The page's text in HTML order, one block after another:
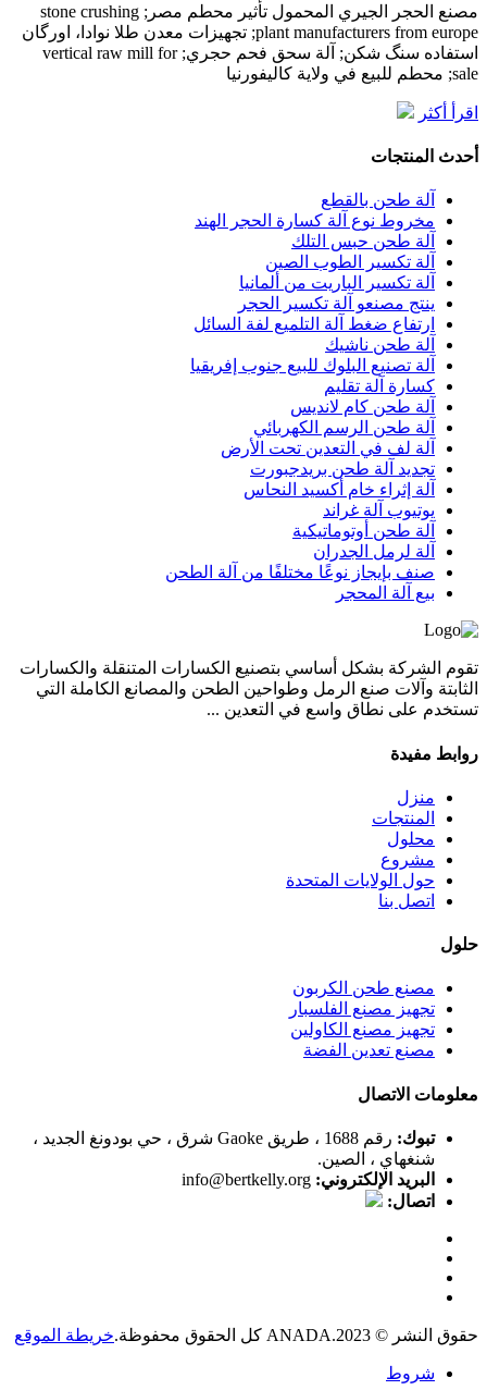
مصنع الحجر الجيري المحمول تأثير محطم مصر; stone crushing
plant manufacturers from europe; تجهیزات معدن طلا نوادا، اورگان
استفاده سنگ شکن; آلة سحق فحم حجري; vertical raw mill for
sale; محطم للبيع في ولاية كاليفورنيا
اقرأ أكثر
أحدث المنتجات
آلة طحن بالقطع
مخروط نوع آلة كسارة الحجر الهند
آلة طحن حبس التلك
آلة تكسير الطوب الصين
آلة تكسير الباريت من ألمانيا
ينتج مصنعو آلة تكسير الحجر
ارتفاع ضغط آلة التلميع لفة السائل
آلة طحن ناشيك
آلة تصنيع البلوك للبيع جنوب إفريقيا
كسارة آلة تقليم
آلة طحن كام لانديس
آلة طحن الرسم الكهربائي
آلة لف في التعدين تحت الأرض
تجديد آلة طحن بريدجبورت
آلة إثراء خام أكسيد النحاس
يوتيوب آلة غراند
آلة طحن أوتوماتيكية
آلة لرمل الجدران
صنف بإيجاز نوعًا مختلفًا من آلة الطحن
بيع آلة المحجر
تقوم الشركة بشكل أساسي بتصنيع الكسارات المتنقلة والكسارات
الثابتة وآلات صنع الرمل وطواحين الطحن والمصانع الكاملة التي
تستخدم على نطاق واسع في التعدين ...
روابط مفيدة
منزل
المنتجات
محلول
مشروع
حول الولايات المتحدة
اتصل بنا
حلول
مصنع طحن الكربون
تجهيز مصنع الفلسبار
تجهيز مصنع الكاولين
مصنع تعدين الفضة
معلومات الاتصال
تبوك:
رقم 1688 ، طريق Gaoke شرق ، حي بودونغ الجديد ،
شنغهاي ، الصين.
البريد الإلكتروني: info@bertkelly.org
اتصال:
حقوق النشر © 2023.ANADA كل الحقوق محفوظة. خريطة الموقع
شروط